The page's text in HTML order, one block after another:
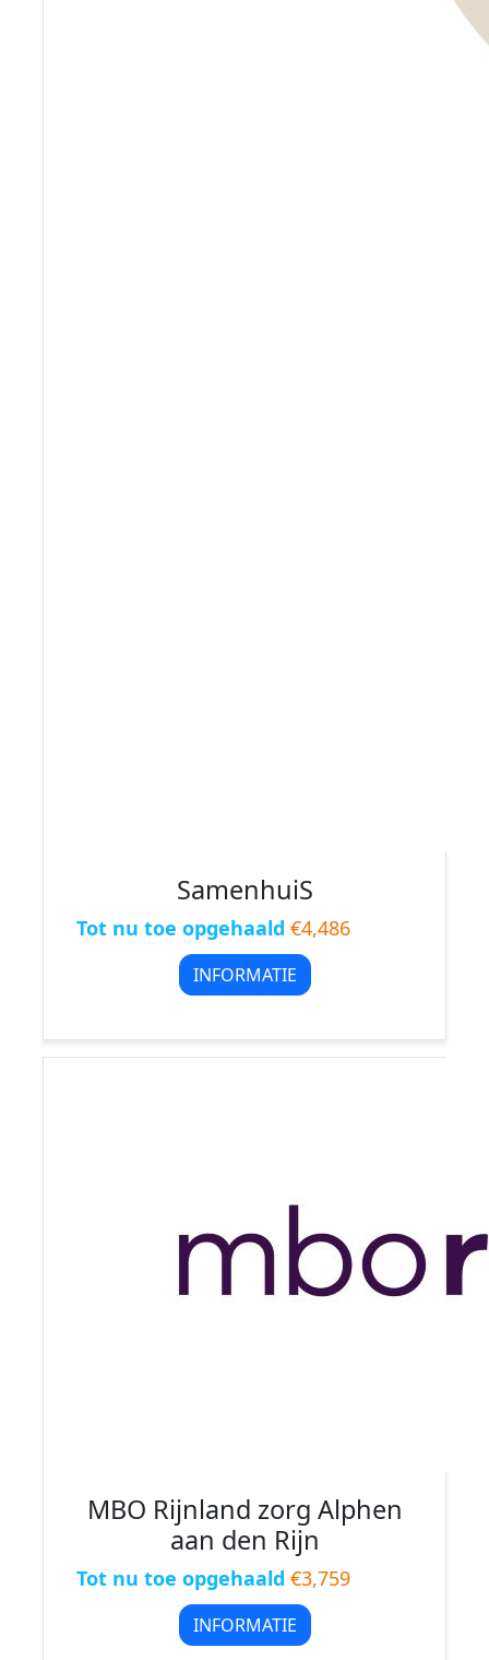
SamenhuiS
Tot nu toe opgehaald €4,486
INFORMATIE
MBO Rijnland zorg Alphen
aan den Rijn
Tot nu toe opgehaald €3,759
INFORMATIE